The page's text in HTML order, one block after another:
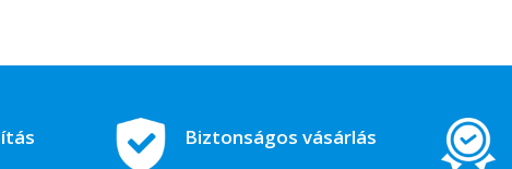
Biztonságos vásárlás